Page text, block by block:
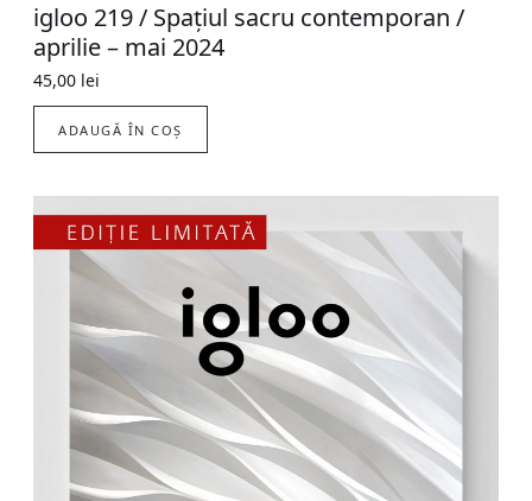
igloo 219 / Spațiul sacru contemporan /
aprilie – mai 2024
45,00 lei
ADAUGĂ ÎN COȘ